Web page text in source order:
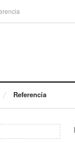
Referencia